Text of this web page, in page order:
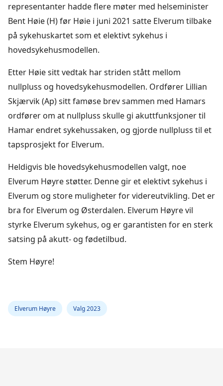
representanter hadde flere møter med helseminister
Bent Høie (H) før Høie i juni 2021 satte Elverum tilbake
på sykehuskartet som et elektivt sykehus i
hovedsykehusmodellen.
Etter Høie sitt vedtak har striden stått mellom
nullpluss og hovedsykehusmodellen. Ordfører Lillian
Skjærvik (Ap) sitt famøse brev sammen med Hamars
ordfører om at nullpluss skulle gi akuttfunksjoner til
Hamar endret sykehussaken, og gjorde nullpluss til et
tapsprosjekt for Elverum.
Heldigvis ble hovedsykehusmodellen valgt, noe
Elverum Høyre støtter. Denne gir et elektivt sykehus i
Elverum og store muligheter for videreutvikling. Det er
bra for Elverum og Østerdalen. Elverum Høyre vil
styrke Elverum sykehus, og er garantisten for en sterk
satsing på akutt- og fødetilbud.
Stem Høyre!
Elverum Høyre Valg 2023